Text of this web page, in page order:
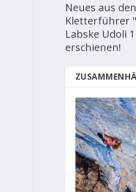
Neues aus
Kletterführer
Labske Udoli
erschienen!